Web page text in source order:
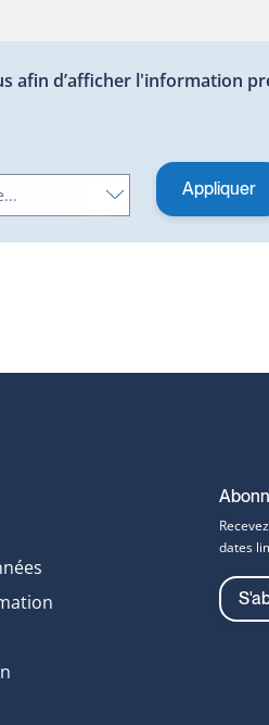
afin d’afficher l'information
dates